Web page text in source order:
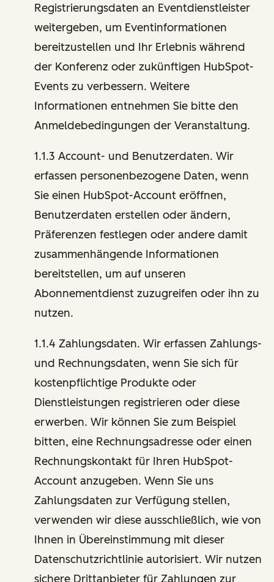
Registrierungsdaten an Eventdienstleister
weitergeben, um Eventinformationen
bereitzustellen und Ihr Erlebnis während
der Konferenz oder zukünftigen HubSpot-
Events zu verbessern. Weitere
Informationen entnehmen Sie bitte den
Anmeldebedingungen der Veranstaltung.
1.1.3 Account- und Benutzerdaten. Wir
erfassen personenbezogene Daten, wenn
Sie einen HubSpot-Account eröffnen,
Benutzerdaten erstellen oder ändern,
Präferenzen festlegen oder andere damit
zusammenhängende Informationen
bereitstellen, um auf unseren
Abonnementdienst zuzugreifen oder ihn zu
nutzen.
1.1.4 Zahlungsdaten. Wir erfassen Zahlungs-
und Rechnungsdaten, wenn Sie sich für
kostenpflichtige Produkte oder
Dienstleistungen registrieren oder diese
erwerben. Wir können Sie zum Beispiel
bitten, eine Rechnungsadresse oder einen
Rechnungskontakt für Ihren HubSpot-
Account anzugeben. Wenn Sie uns
Zahlungsdaten zur Verfügung stellen,
verwenden wir diese ausschließlich, wie von
Ihnen in Übereinstimmung mit dieser
Datenschutzrichtlinie autorisiert. Wir nutzen
sichere Drittanbieter für Zahlungen zur